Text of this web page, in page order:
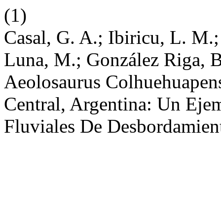
(1)
Casal, G. A.; Ibiricu, L.
Luna, M.; González Riga,
Aeolosaurus
Central, Argentina: Un
Fluviales De